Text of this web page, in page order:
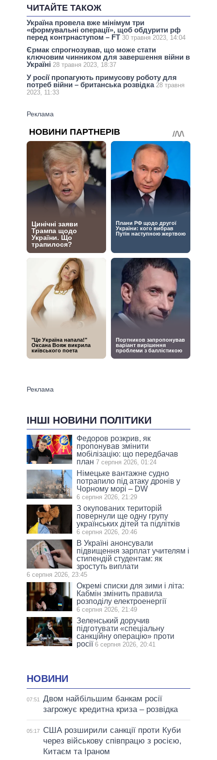
ЧИТАЙТЕ ТАКОЖ
Україна провела вже мінімум три
«формувальні операції», щоб обдурити рф
перед контрнаступом – FT 30 травня 2023, 14:04
Єрмак спрогнозував, що може стати
ключовим чинником для завершення війни в
Україні 28 травня 2023, 18:37
У росії пропагують примусову роботу для
потреб війни – британська розвідка 28 травня
2023, 11:33
ІНШІ НОВИНИ ПОЛІТИКИ
Федоров розкрив, як
пропонував змінити
мобілізацію: що передбачав
план 7 серпня 2026, 01:24
Німецьке вантажне судно
потрапило під атаку дронів у
Чорному морі – DW
6 серпня 2026, 21:29
З окупованих територій
повернули ще одну групу
українських дітей та підлітків
6 серпня 2026, 20:46
В Україні анонсували
підвищення зарплат учителям і
стипендій студентам: як
зростуть виплати
6 серпня 2026, 23:45
Окремі списки для зими і літа:
Кабмін змінить правила
розподілу електроенергії
6 серпня 2026, 21:49
Зеленський доручив
підготувати «спеціальну
санкційну операцію» проти
росії 6 серпня 2026, 20:41
НОВИНИ
07:51
Двом найбільшим банкам росії
загрожує кредитна криза – розвідка
05:17
США розширили санкції проти Куби
через військову співпрацю з росією,
Китаєм та Іраном